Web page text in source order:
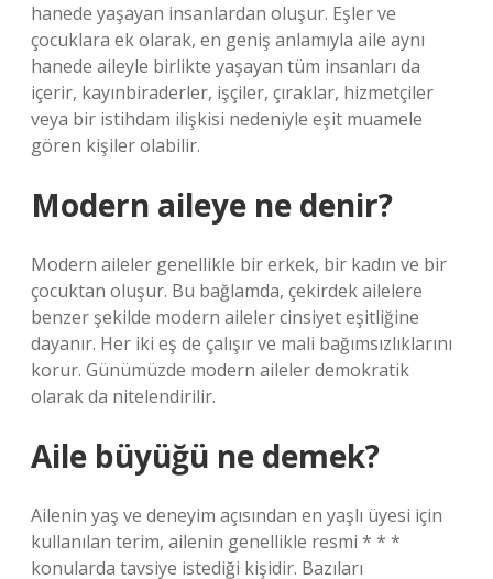
hanede yaşayan insanlardan oluşur. Eşler ve
çocuklara ek olarak, en geniş anlamıyla aile aynı
hanede aileyle birlikte yaşayan tüm insanları da
içerir, kayınbiraderler, işçiler, çıraklar, hizmetçiler
veya bir istihdam ilişkisi nedeniyle eşit muamele
gören kişiler olabilir.
Modern aileye ne denir?
Modern aileler genellikle bir erkek, bir kadın ve bir
çocuktan oluşur. Bu bağlamda, çekirdek ailelere
benzer şekilde modern aileler cinsiyet eşitliğine
dayanır. Her iki eş de çalışır ve mali bağımsızlıklarını
korur. Günümüzde modern aileler demokratik
olarak da nitelendirilir.
Aile büyüğü ne demek?
Ailenin yaş ve deneyim açısından en yaşlı üyesi için
kullanılan terim, ailenin genellikle resmi * * *
konularda tavsiye istediği kişidir. Bazıları